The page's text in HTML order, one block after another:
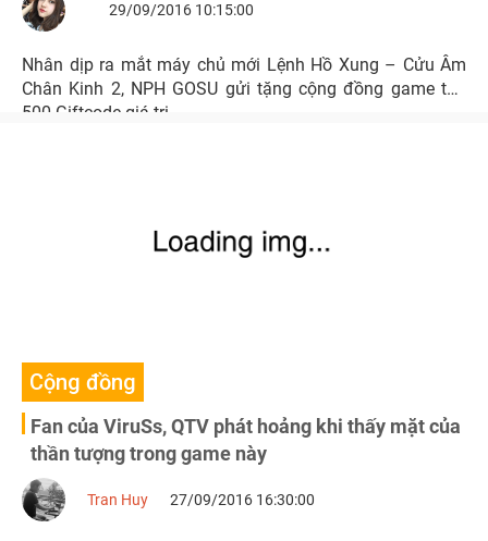
29/09/2016 10:15:00
Nhân dịp ra mắt máy chủ mới Lệnh Hồ Xung – Cửu Âm
Chân Kinh 2, NPH GOSU gửi tặng cộng đồng game thủ
500 Giftcode giá trị.
Cộng đồng
Fan của ViruSs, QTV phát hoảng khi thấy mặt của
thần tượng trong game này
Tran Huy 27/09/2016 16:30:00